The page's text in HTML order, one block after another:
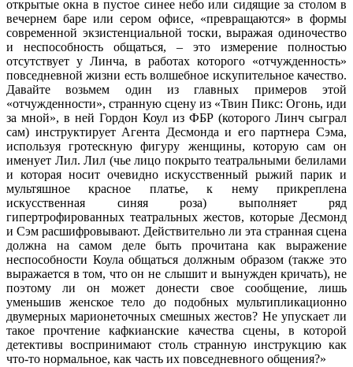
открытые окна в пустое синее небо или сидящие за столом в
вечернем баре или сером офисе, «превращаются» в формы
современной экзистенциальной тоски, выражая одиночество
и неспособность общаться, – это измерение полностью
отсутствует у Линча, в работах которого «отчужденность»
повседневной жизни есть волшебное искупительное качество.
Давайте возьмем один из главных примеров этой
«отчужденности», странную сцену из «Твин Пикс: Огонь, иди
за мной», в ней Гордон Коул из ФБР (которого Линч сыграл
сам) инструктирует Агента Десмонда и его партнера Сэма,
используя гротескную фигуру женщины, которую сам он
именует Лил. Лил (чье лицо покрыто театральными белилами
и которая носит очевидно искусственный рыжий парик и
мультяшное красное платье, к нему прикреплена
искусственная синяя роза) выполняет ряд
гипертрофированных театральных жестов, которые Десмонд
и Сэм расшифровывают. Действительно ли эта странная сцена
должна на самом деле быть прочитана как выражение
неспособности Коула общаться должным образом (также это
выражается в том, что он не слышит и вынужден кричать), не
поэтому ли он может донести свое сообщение, лишь
уменьшив женское тело до подобных мультипликационно
двумерных марионеточных смешных жестов? Не упускает ли
такое прочтение кафкианские качества сцены, в которой
детективы воспринимают столь странную инструкцию как
что-то нормальное, как часть их повседневного общения?»